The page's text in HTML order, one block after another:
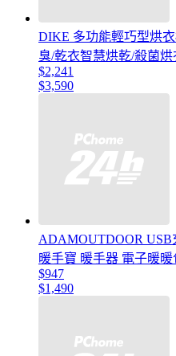
DIKE 多功能輕巧型烘
臭/乾衣智慧烘乾/殺菌
$2,241
$3,590
ADAMOUTDOOR USB
暖手寶 暖手器 電子暖
$947
$1,490